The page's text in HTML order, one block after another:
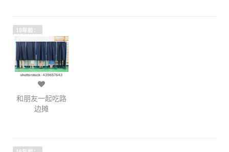
15年前：
和朋友一起吃路
边摊